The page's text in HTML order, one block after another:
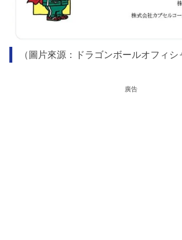
（圖片來源：ドラゴンボールオフィシ
廣告